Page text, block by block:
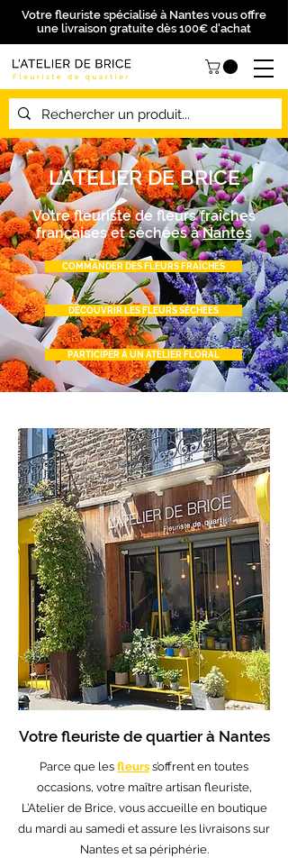
Votre fleuriste spécialisé à Nantes vous offre
une livraison gratuite dès 100€ d'achat
L'ATELIER DE BRICE
Votre fleuriste de fleurs fraîches
françaises et séchées àNantes
COMMANDER DES FLEURS FRAÎCHES
DÉCOUVRIR LES FLEURS SÉCHÉES
PARTICIPER À UN ATELIER FLORAL
Votre fleuriste de quartier à Nantes
Parce que les fleurs s’offrent en toutes
occasions, votre maître artisan fleuriste,
L’Atelier de Brice, vous accueille en boutique
du mardi au samedi et assure les livraisons sur
Nantes et sa périphérie.